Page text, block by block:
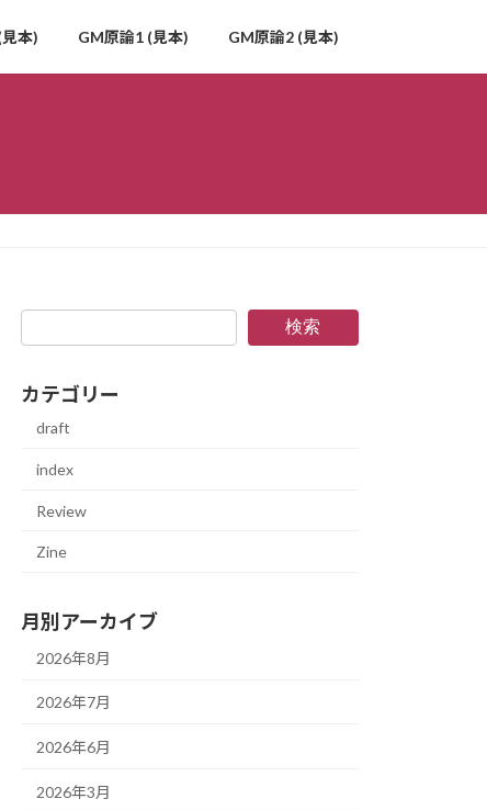
本) GM原論1 (見本) GM原論2 (見本)
検索
カテゴリー
draft
index
Review
Zine
月別アーカイブ
2026年8月
2026年7月
2026年6月
2026年3月